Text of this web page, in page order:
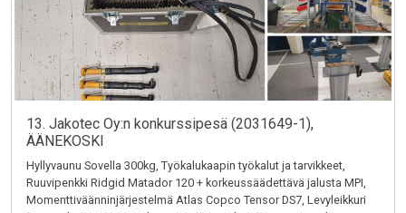
13. Jakotec Oy:n konkurssipesä (2031649-1),
ÄÄNEKOSKI
Hyllyvaunu Sovella 300kg, Työkalukaapin työkalut ja tarvikkeet,
Ruuvipenkki Ridgid Matador 120 + korkeussäädettävä jalusta MPI,
Momenttiväänninjärjestelmä Atlas Copco Tensor DS7, Levyleikkuri